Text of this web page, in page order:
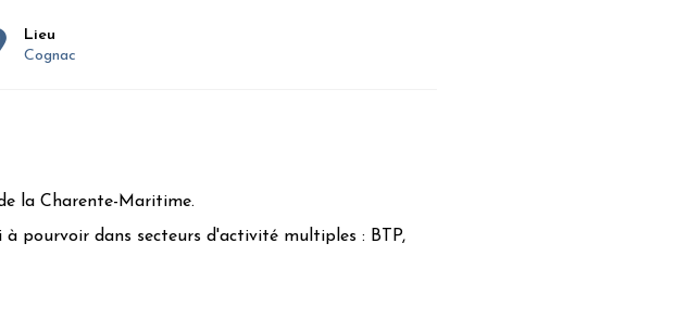
Lieu
Cognac
la Charente-Maritime.
pourvoir dans secteurs d'activité multiples : BTP,